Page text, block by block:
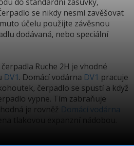
se nikdy nesmí zavěšovat
účelu použijte závěsnou
dodávaná, nebo speciální
Ruche 2H je vhodné
DV1. Domácí vodárna DV1 pracuje
čerpadlo se spustí a když
vypne. Tím zabraňuje
je rovněž Domácí vodárna
tlakovou expanzní nádobou.